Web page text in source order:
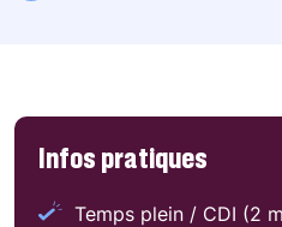
Infos pratiques
Temps plein / CDI (2